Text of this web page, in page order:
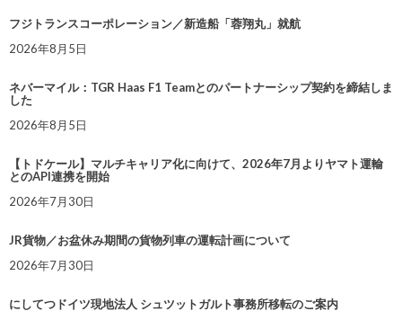
フジトランスコーポレーション／新造船「蓉翔丸」就航
2026年8月5日
ネバーマイル：TGR Haas F1 Teamとのパートナーシップ契約を締結しま
した
2026年8月5日
【トドケール】マルチキャリア化に向けて、2026年7月よりヤマト運輸
とのAPI連携を開始
2026年7月30日
JR貨物／お盆休み期間の貨物列車の運転計画について
2026年7月30日
にしてつドイツ現地法人 シュツットガルト事務所移転のご案内